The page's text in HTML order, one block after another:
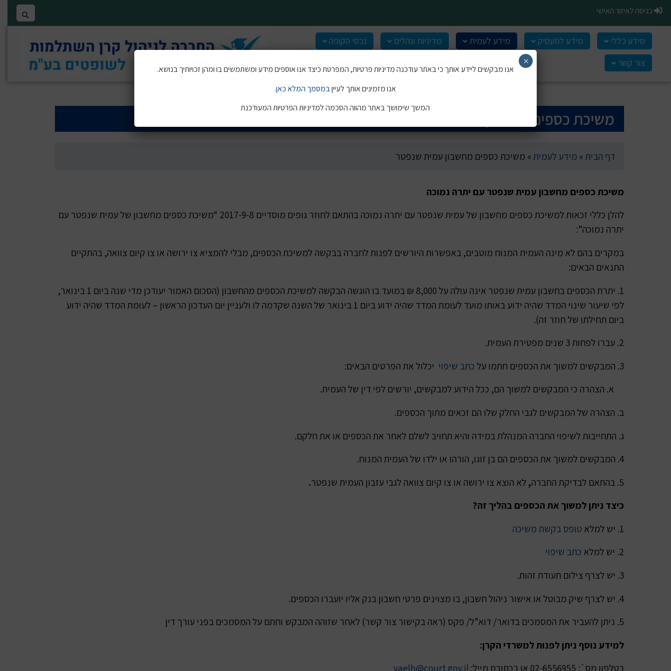
Skip
content
כניסה לאיזור האישי
מידע כללי מידע למעסיק מידע לעמית מדיניות ונהלים
נכסי הקופה
צור קשר
משיכת כספים מחשבון עמית שנפטר
דף הבית» מידע לעמית» משיכת כספים מחשבון עמית שנפטר
משיכת כספים מחשבון עמית שנפטר עם יתרה נמוכה
להלן כללי זכאות למשיכת כספים מחשבון של עמית שנפטר עם יתרה נמוכה בהתאם לחוזר גופים מוסדיים 2017-9-8 “משיכת כספים מחשבון של עמית שנפטר עם
יתרה נמוכה”:
במקרים בהם לא מינה העמית המנוח מוטבים, באפשרות היורשים לפנות לחברה בבקשה למשיכת הכספים, מבלי להמציא צו ירושה או צו קיום צוואה, בהתקיים
התנאים הבאים:
1. יתרת הכספים בחשבון עמית שנפטר אינה עולה על 8,000 ₪ במועד בו הוגשה הבקשה למשיכת הכספים מהחשבון (הסכום האמור יעודכן מדי שנה ביום 1 בינואר,
לפי שיעור שינוי המדד שהיה ידוע באותו מועד לעומת המדד שהיה ידוע ביום 1 בינואר של השנה שקדמה לו ולעניין יום העדכון הראשון – לעומת המדד שהיה ידוע
ביום תחילתו של חוזר זה).
2. עברו לפחות 3 שנים מפטירת העמית.
3. המבקשים למשוך את הכספים חתמו על
כתב שיפוי יכלול את הפרטים הבאים:
א. הצהרה כי המבקשים למשוך הם, ככל הידוע למבקשים, יורשים לפי דין של העמית.
ב. הצהרה של המבקשים לגבי החלק שלו הם זכאים מתוך הכספים.
ג. התחייבות לשיפוי החברה המנהלת במידה והיא תחויב לשלם לאחר את הכספים או את חלקם.
4. המבקשים למשוך את הכספים הם בן זוגו, הורהו או ילדו של העמית המנוח.
5. בהתאם לבדיקת החברה
, לא הוצא צו ירושה או צו קיום צוואה לגבי עזבון העמית שנפטר.
כיצד ניתן למשוך את הכספים בהליך זה?
1. יש למלא
טופס בקשת משיכה
2. יש למלא
כתב שיפוי
3. יש לצרף צילום תעודת זהות.
4. יש לצרף שיק מבוטל או אישור ניהול חשבון, בו מצוינים פרטי חשבון בנק אליו יועברו הכספים.
5. ניתן להעביר את המסמכים בדואר/ דוא”ל/ פקס (ראה בקישור צור קשר) לאחר שזוהה המבקש וחתם על המסמכים בפני עורך דין
למידע נוסף ניתן לפנות למשרדי הקרן:
בטלפון מס`: 02-6556955 או בכתובת מייל:
yaelh@court.gov.il
אנו מבקשים ליידע אותך כי באתר עודכנה מדיניות פרטיות, המפרטת כיצד אנו אוספים מידע ומשתמשים בו ומהן זכויותיך בנושא.
אנו מזמינים אותך לעייןבמסמך המלא כאן.
המשך שימושך באתר מהווה הסכמה למדיניות הפרטיות המעודכנת
×